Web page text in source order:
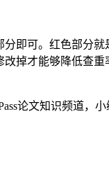
即可。红色部分
掉才能够降低查
论文知识频道，